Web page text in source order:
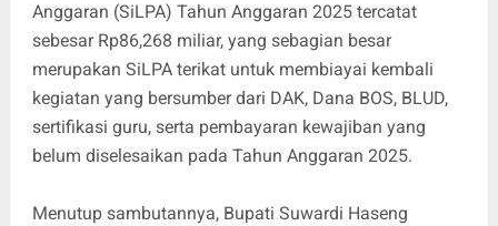
Anggaran (SiLPA) Tahun Anggaran 2025 tercatat
sebesar Rp86,268 miliar, yang sebagian besar
merupakan SiLPA terikat untuk membiayai kembali
kegiatan yang bersumber dari DAK, Dana BOS, BLUD,
sertifikasi guru, serta pembayaran kewajiban yang
belum diselesaikan pada Tahun Anggaran 2025.
Menutup sambutannya, Bupati Suwardi Haseng